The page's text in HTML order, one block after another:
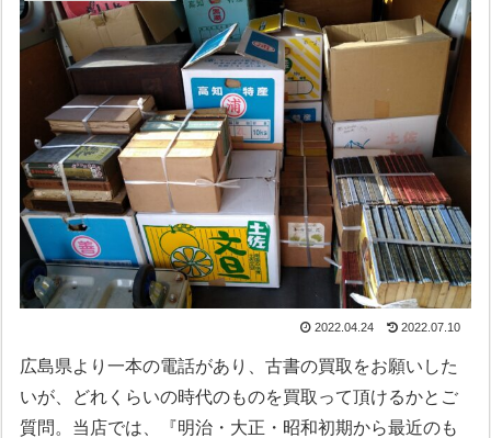
2022.04.24 2022.07.10
広島県より一本の電話があり、古書の買取をお願いした
いが、どれくらいの時代のものを買取って頂けるかとご
質問。当店では、『明治・大正・昭和初期から最近のも